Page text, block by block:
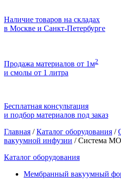
Наличие товаров на складах
в Москве и Санкт-Петербурге
Продажа материалов от 1м2
и смолы от 1 литра
Бесплатная консультация
и подбор материалов под заказ
Главная / Каталог оборудования /
вакуумной инфузии /Система
Каталог оборудования
Мембранный вакуумный